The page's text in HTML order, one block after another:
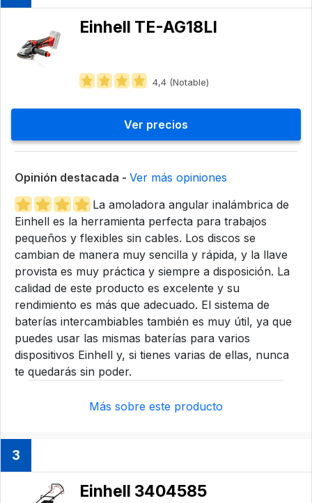
Einhell TE-AG18LI
4,4 (Notable)
Ver precios
Opinión destacada - Ver más opiniones
La amoladora angular inalámbrica de
Einhell es la herramienta perfecta para trabajos
pequeños y flexibles sin cables. Los discos se
cambian de manera muy sencilla y rápida, y la llave
provista es muy práctica y siempre a disposición. La
calidad de este producto es excelente y su
rendimiento es más que adecuado. El sistema de
baterías intercambiables también es muy útil, ya que
puedes usar las mismas baterías para varios
dispositivos Einhell y, si tienes varias de ellas, nunca
te quedarás sin poder.
Más sobre este producto
3
Einhell 3404585